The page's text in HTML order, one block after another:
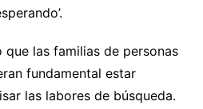
que las familias de personas
fundamental estar
las labores de búsqueda.